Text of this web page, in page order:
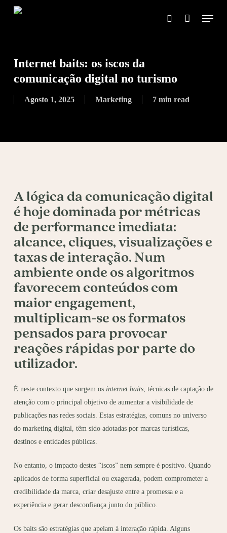
search
Menu
Internet baits: os iscos da
comunicação digital no turismo
Agosto 1, 2025 Marketing 7 min read
A lógica da comunicação digital
é hoje dominada por métricas
de performance imediata:
alcance, cliques, visualizações e
taxas de interação. Num
ambiente onde os algoritmos
favorecem conteúdos com
maiorengagement,
multiplicam-se os formatos
pensados para provocar
reações rápidas por parte do
utilizador.
É neste contexto que surgem os internet baits, técnicas de captação de
atenção com o principal objetivo de aumentar a visibilidade de
publicações nas redes sociais. Estas estratégias, comuns no universo
do marketing digital, têm sido adotadas por marcas turísticas,
destinos e entidades públicas.
No entanto, o impacto destes “iscos” nem sempre é positivo. Quando
aplicados de forma superficial ou exagerada, podem comprometer a
credibilidade da marca, criar desajuste entre a promessa e a
experiência e gerar desconfiança junto do público.
Os baits são estratégias que apelam à interação rápida. Alguns